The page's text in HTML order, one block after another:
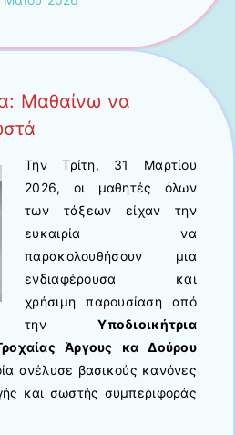
Μαθαίνω να
Την Τρίτη, 31 Μαρτίου
2026, οι μαθητές όλων
των τάξεων είχαν την
ευκαιρία να
παρακολουθήσουν μια
ενδιαφέρουσα και
χρήσιμη παρουσίαση από
τηνΥποδιοικήτρια
Άργους κα Δούρου
ανέλυσε βασικούς κανόνες
και σωστής συμπεριφοράς